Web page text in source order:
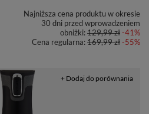
Najniższa cena produktu w okresie
30 dni przed wprowadzeniem
obniżki:129,99 zł-41%
Cena regularna:169,99 zł-55%
+ Dodaj do porównania